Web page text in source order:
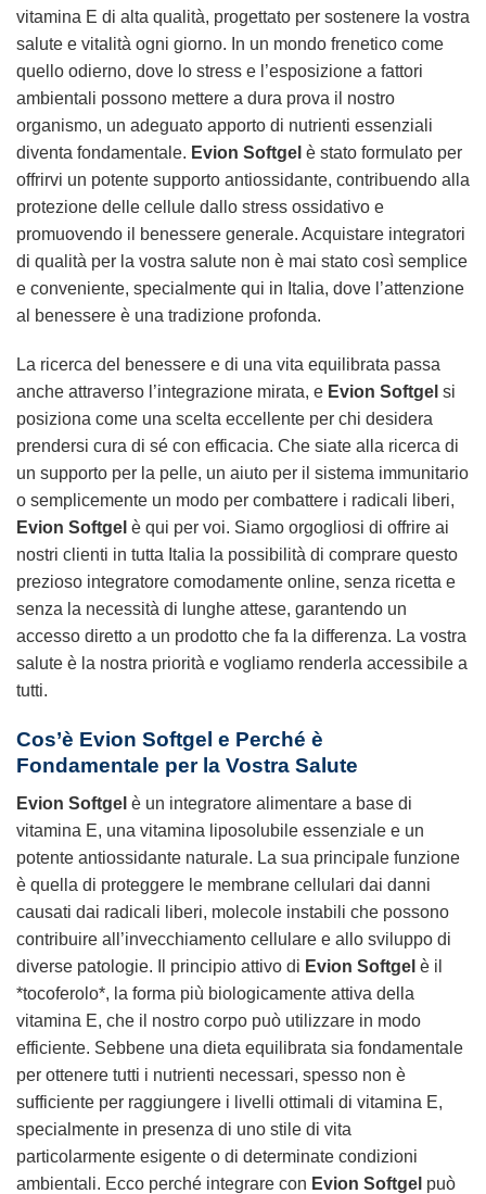
vitamina E di alta qualità, progettato per sostenere la vostra
salute e vitalità ogni giorno. In un mondo frenetico come
quello odierno, dove lo stress e l’esposizione a fattori
ambientali possono mettere a dura prova il nostro
organismo, un adeguato apporto di nutrienti essenziali
diventa fondamentale. Evion Softgel è stato formulato per
offrirvi un potente supporto antiossidante, contribuendo alla
protezione delle cellule dallo stress ossidativo e
promuovendo il benessere generale. Acquistare integratori
di qualità per la vostra salute non è mai stato così semplice
e conveniente, specialmente qui in Italia, dove l’attenzione
al benessere è una tradizione profonda.
La ricerca del benessere e di una vita equilibrata passa
anche attraverso l’integrazione mirata, e Evion Softgel si
posiziona come una scelta eccellente per chi desidera
prendersi cura di sé con efficacia. Che siate alla ricerca di
un supporto per la pelle, un aiuto per il sistema immunitario
o semplicemente un modo per combattere i radicali liberi,
Evion Softgel è qui per voi. Siamo orgogliosi di offrire ai
nostri clienti in tutta Italia la possibilità di comprare questo
prezioso integratore comodamente online, senza ricetta e
senza la necessità di lunghe attese, garantendo un
accesso diretto a un prodotto che fa la differenza. La vostra
salute è la nostra priorità e vogliamo renderla accessibile a
tutti.
Cos’è Evion Softgel e Perché è
Fondamentale per la Vostra Salute
Evion Softgel è un integratore alimentare a base di
vitamina E, una vitamina liposolubile essenziale e un
potente antiossidante naturale. La sua principale funzione
è quella di proteggere le membrane cellulari dai danni
causati dai radicali liberi, molecole instabili che possono
contribuire all’invecchiamento cellulare e allo sviluppo di
diverse patologie. Il principio attivo di Evion Softgel è il
*tocoferolo*, la forma più biologicamente attiva della
vitamina E, che il nostro corpo può utilizzare in modo
efficiente. Sebbene una dieta equilibrata sia fondamentale
per ottenere tutti i nutrienti necessari, spesso non è
sufficiente per raggiungere i livelli ottimali di vitamina E,
specialmente in presenza di uno stile di vita
particolarmente esigente o di determinate condizioni
ambientali. Ecco perché integrare con Evion Softgel può